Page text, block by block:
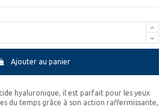
Ajouter au panier
hyaluronique, il est parfait pour les yeux
du temps grâce à son action raffermissante,